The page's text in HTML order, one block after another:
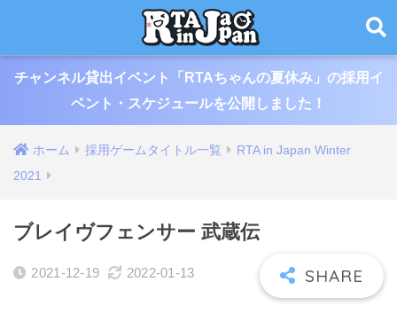
チャンネル貸出イベント「RTAちゃんの夏休み」の採用イ
ベント・スケジュールを公開しました！
ホーム 採用ゲームタイトル一覧
RTA in Japan Winter
2021
ブレイヴフェンサー 武蔵伝
2021-12-19 2022-01-13